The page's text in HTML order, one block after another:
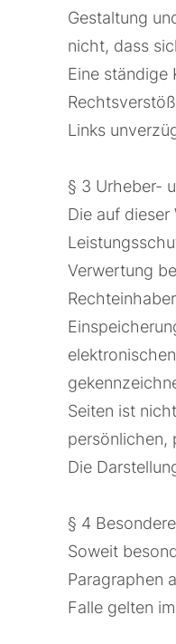
Gestaltung
nicht, dass
Eine ständige
Links
§ 3 Urheber-
Die auf
Verwertung
Seiten ist
persönlichen,
Die
§ 4
Soweit
Paragraphen
Falle gelten